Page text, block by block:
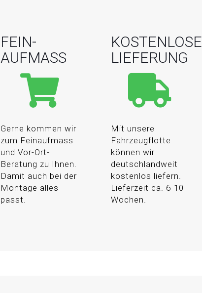
FEIN-
AUFMASS
Gerne kommen wir
zum Feinaufmass
und Vor-Ort-
Beratung zu Ihnen.
Damit auch bei der
Montage alles
passt.
KOSTENLOSE
LIEFERUNG
Mit unsere
Fahrzeugflotte
können wir
deutschlandweit
kostenlos liefern.
Lieferzeit ca. 6-10
Wochen.